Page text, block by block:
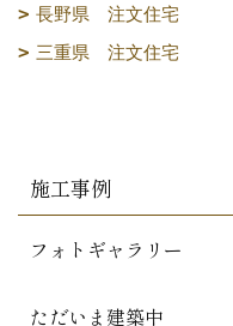
長野県 注文住宅
三重県 注文住宅
施工事例
フォトギャラリー
ただいま建築中